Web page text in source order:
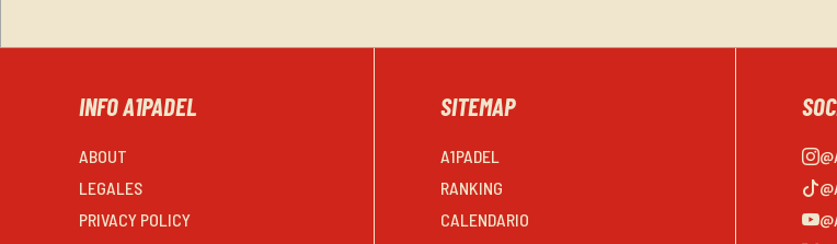
INFO A1PADEL
ABOUT
LEGALES
PRIVACY POLICY
SITEMAP
A1PADEL
RANKING
CALENDARIO